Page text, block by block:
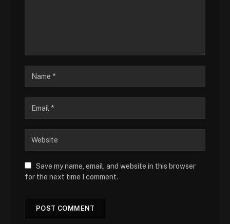
Save my name, email, and website in this browser
for the next time I comment.